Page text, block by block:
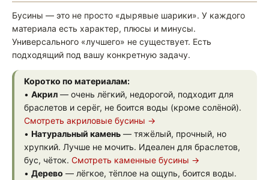
Бусины — это не просто «дырявые шарики». У каждого
материала есть характер, плюсы и минусы.
Универсального «лучшего» не существует. Есть
подходящий под вашу конкретную задачу.
Коротко по материалам:
• Акрил — очень лёгкий, недорогой, подходит для
браслетов и серёг, не боится воды (кроме солёной).
Смотреть акриловые бусины →
• Натуральный камень — тяжёлый, прочный, но
хрупкий. Лучше не мочить. Идеален для браслетов,
бус, чёток. Смотреть каменные бусины →
• Дерево — лёгкое, тёплое на ощупь, боится воды.